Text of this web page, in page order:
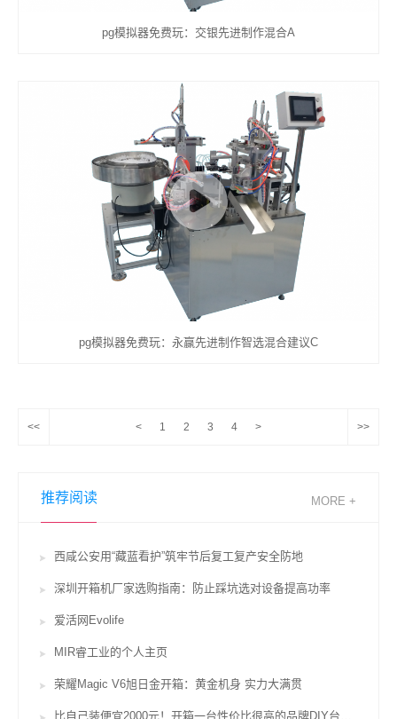
pg模拟器免费玩：交银先进制作混合A
pg模拟器免费玩：永赢先进制作智选混合建议C
<< < 1 2 3 4 > >>
推荐阅读 MORE +
西咸公安用“藏蓝看护”筑牢节后复工复产安全防地
深圳开箱机厂家选购指南：防止踩坑选对设备提高功率
爱活网Evolife
MIR睿工业的个人主页
荣耀Magic V6旭日金开箱：黄金机身 实力大满贯
比自己装便宜2000元！开箱一台性价比很高的品牌DIY台式机